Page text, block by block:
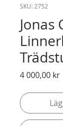
SKU: 2752
Jonas
4 000,00 kr